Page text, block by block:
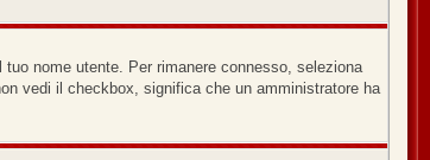
nome utente. Per rimanere connesso, seleziona
vedi il checkbox, significa che un amministratore ha